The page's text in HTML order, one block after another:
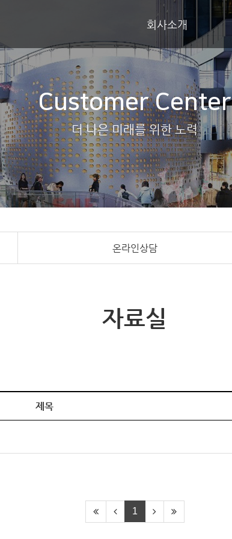
회사소개
Customer Center
더 나은 미래를 위한 노력
온라인상담
자료실
제목
1